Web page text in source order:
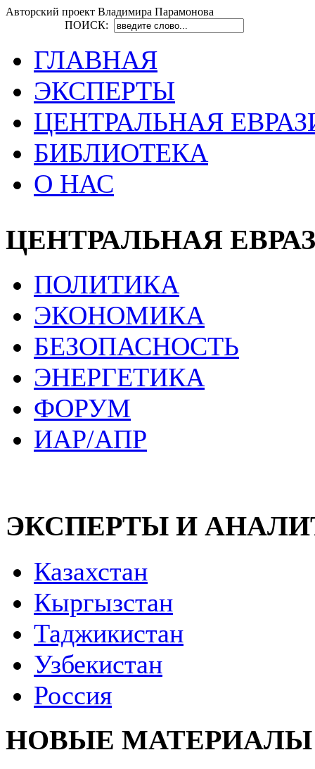
Авторский проект Владимира Парамонова
ПОИСК:
ГЛАВНАЯ
ЭКСПЕРТЫ
ЦЕНТРАЛЬНАЯ
БИБЛИОТЕКА
О НАС
ЦЕНТРАЛЬНАЯ
ПОЛИТИКА
ЭКОНОМИКА
БЕЗОПАСНОСТЬ
ЭНЕРГЕТИКА
ФОРУМ
ИАР/АПР
ЭКСПЕРТЫ И
Казахстан
Кыргызстан
Таджикистан
Узбекистан
Россия
НОВЫЕ МАТЕРИАЛЫ